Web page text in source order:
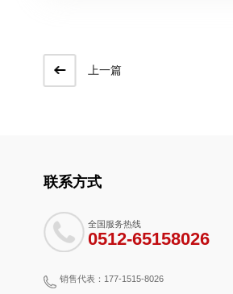
上一篇
联系方式
全国服务热线
0512-65158026
销售代表：177-1515-8026